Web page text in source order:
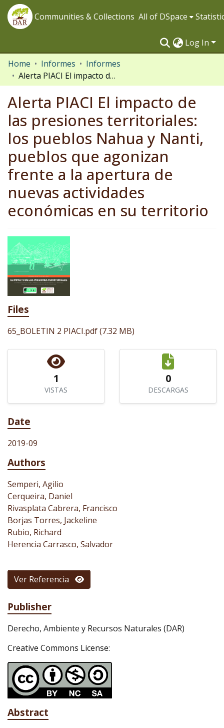
Communities & Collections All of DSpace
Log In
Home
Informes
Informes
Alerta PIACI El impacto de las presiones territoriales: los pueblos Nahua y Nanti, pueblos que agonizan frente a la apertura de nuevas actividades económicas en su territorio
Alerta PIACI El impacto de
las presiones territoriales:
los pueblos Nahua y Nanti,
pueblos que agonizan
frente a la apertura de
nuevas actividades
económicas en su territorio
Files
65_BOLETIN 2 PIACI.pdf(7.32 MB)
1
VISTAS
0
DESCARGAS
Date
2019-09
Authors
Semperi, Agilio
Cerqueira, Daniel
Rivasplata Cabrera, Francisco
Borjas Torres, Jackeline
Rubio, Richard
Herencia Carrasco, Salvador
Ver Referencia
Publisher
Derecho, Ambiente y Recursos Naturales (DAR)
Creative Commons License:
Abstract